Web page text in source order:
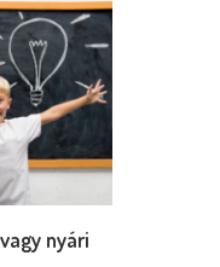
nyári